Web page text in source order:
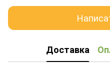
Доставка